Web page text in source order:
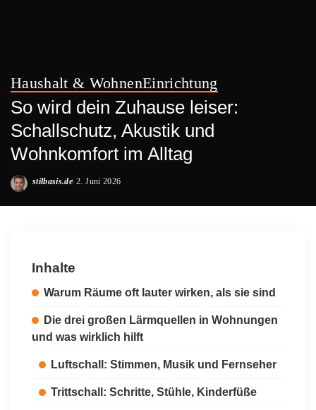
Haushalt & WohnenEinrichtung
So wird dein Zuhause leiser:
Schallschutz, Akustik und
Wohnkomfort im Alltag
Posted
stilbasis.de 2. Juni 2026
Inhalte
Warum Räume oft lauter wirken, als sie sind
Die drei großen Lärmquellen in Wohnungen
und was wirklich hilft
Luftschall: Stimmen, Musik und Fernseher
Trittschall: Schritte, Stühle, Kinderfüße